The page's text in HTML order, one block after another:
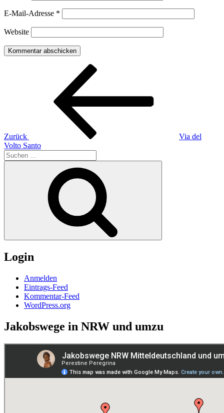
E-Mail-Adresse *
Website
Beitragsnavigation
Zurück
Via del
Volto Santo
Suchen
nach:
Login
Anmelden
Eintrags-Feed
Kommentar-Feed
WordPress.org
Jakobswege in NRW und umzu